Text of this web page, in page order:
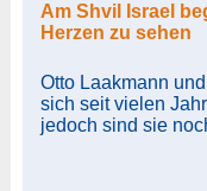
Am Shvil Israel
Herzen zu sehen
Otto Laakmann
sich seit vielen
jedoch sind sie